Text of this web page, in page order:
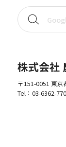
株式会社
〒151-0051 東
Tel： 03-6362-